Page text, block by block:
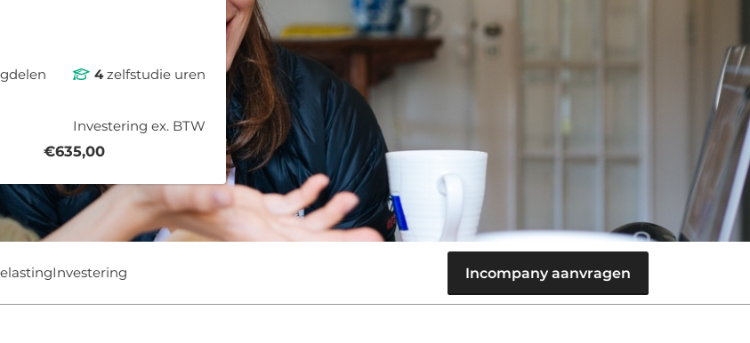
4zelfstudie uren
Investering ex. BTW
€635,00
Investering Incompany aanvragen